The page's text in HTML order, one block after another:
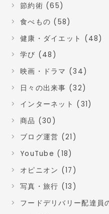
節約術 (65)
食べもの (58)
健康・ダイエット (48)
学び (48)
映画・ドラマ (34)
日々の出来事 (32)
インターネット (31)
商品 (30)
ブログ運営 (21)
YouTube (18)
オピニオン (17)
写真・旅行 (13)
フードデリバリー配達員